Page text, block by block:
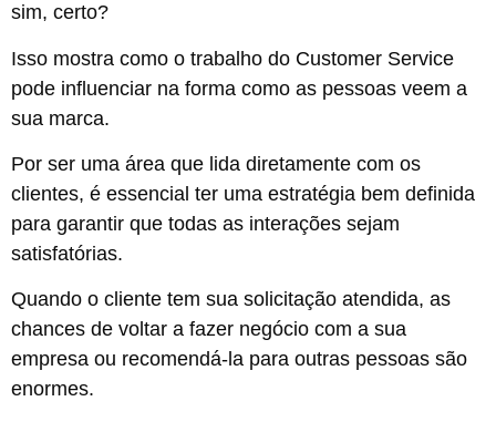
sim, certo?
Isso mostra como o trabalho do Customer Service
pode influenciar na forma como as pessoas veem a
sua marca.
Por ser uma área que lida diretamente com os
clientes, é essencial ter uma estratégia bem definida
para garantir que todas as interações sejam
satisfatórias.
Quando o cliente tem sua solicitação atendida, as
chances de voltar a fazer negócio com a sua
empresa ou recomendá-la para outras pessoas são
enormes.